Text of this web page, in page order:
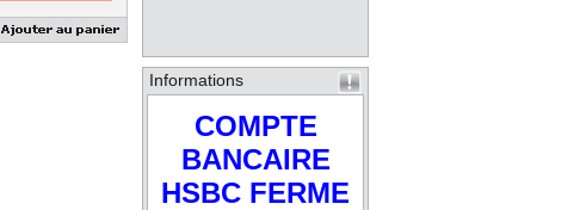
Informations
COMPTE
BANCAIRE
HSBC FERME